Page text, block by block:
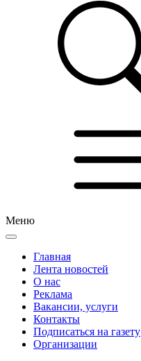
Меню
Главная
Лента новостей
О нас
Реклама
Вакансии, услуги
Контакты
Подписаться на газету
Организации